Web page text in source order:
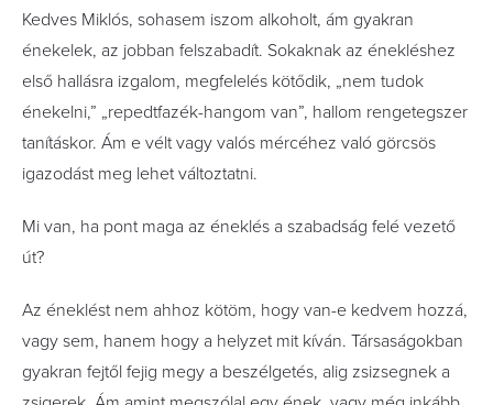
Kedves Miklós, sohasem iszom alkoholt, ám gyakran
énekelek, az jobban felszabadít. Sokaknak az énekléshez
első hallásra izgalom, megfelelés kötődik, „nem tudok
énekelni,” „repedtfazék-hangom van”, hallom rengetegszer
tanításkor. Ám e vélt vagy valós mércéhez való görcsös
igazodást meg lehet változtatni.
Mi van, ha pont maga az éneklés a szabadság felé vezető
út?
Az éneklést nem ahhoz kötöm, hogy van-e kedvem hozzá,
vagy sem, hanem hogy a helyzet mit kíván. Társaságokban
gyakran fejtől fejig megy a beszélgetés, alig zsizsegnek a